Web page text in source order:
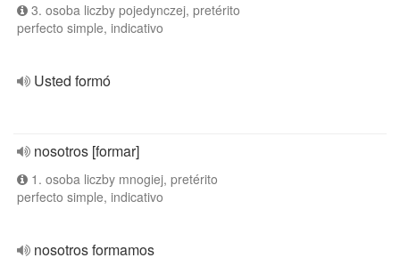
3. osoba liczby pojedynczej, pretérito
perfecto simple, indicativo
Usted formó
nosotros [formar]
1. osoba liczby mnogiej, pretérito
perfecto simple, indicativo
nosotros formamos